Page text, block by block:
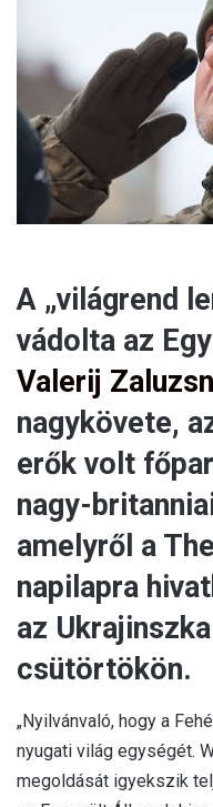
m
A „világrend
vádolta az
Valerij
nagykövete,
erők volt
nagy-
amelyről a
napilapra
az
csütörtökön.
„Nyilvánvaló, hogy a
nyugati világ egységét.
megoldását igyekszik